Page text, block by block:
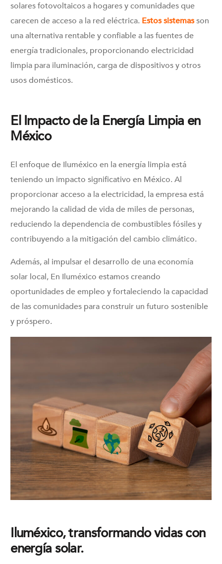
solares fotovoltaicos a hogares y comunidades que
carecen de acceso a la red eléctrica. Estos sistemasson
una alternativa rentable y confiable a las fuentes de
energía tradicionales, proporcionando electricidad
limpia para iluminación, carga de dispositivos y otros
usos domésticos.
El Impacto de la Energía Limpia en
México
El enfoque de Iluméxico en la energía limpia está
teniendo un impacto significativo en México. Al
proporcionar acceso a la electricidad, la empresa está
mejorando la calidad de vida de miles de personas,
reduciendo la dependencia de combustibles fósiles y
contribuyendo a la mitigación del cambio climático.
Además, al impulsar el desarrollo de una economía
solar local, En Iluméxico estamos creando
oportunidades de empleo y fortaleciendo la capacidad
de las comunidades para construir un futuro sostenible
y próspero.
Iluméxico, transformando vidas con
energía solar.